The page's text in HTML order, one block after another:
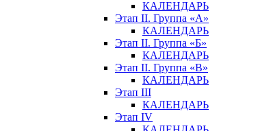
КАЛЕНДАРЬ
Этап II. Группа «А»
КАЛЕНДАРЬ
Этап II. Группа «Б»
КАЛЕНДАРЬ
Этап II. Группа «В»
КАЛЕНДАРЬ
Этап III
КАЛЕНДАРЬ
Этап IV